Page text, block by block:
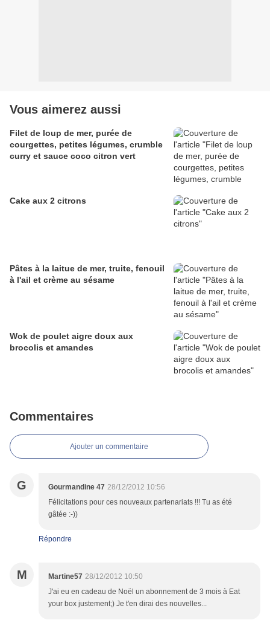
Vous aimerez aussi
Filet de loup de mer, purée de
courgettes, petites légumes, crumble
curry et sauce coco citron vert
Cake aux 2 citrons
Pâtes à la laitue de mer, truite, fenouil
à l'ail et crème au sésame
Wok de poulet aigre doux aux
brocolis et amandes
Commentaires
Ajouter un commentaire
G Gourmandine 47 28/12/2012 10:56
Félicitations pour ces nouveaux partenariats !!! Tu as été
gâtée :-))
Répondre
M Martine57 28/12/2012 10:50
J'ai eu en cadeau de Noël un abonnement de 3 mois à Eat
your box justement;) Je t'en dirai des nouvelles...